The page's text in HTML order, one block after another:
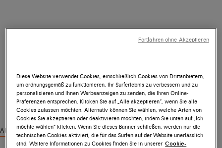
Ähnliche Produkte ansehen
Diese Website verwendet Cookies, einschließlich Cookies von Drittanbietern,
um ordnungsgemäß zu funktionieren, Ihr Surferlebnis zu verbessern und zu
personalisieren und Ihnen Werbeanzeigen zu senden, die Ihren Online-
Präferenzen entsprechen. Klicken Sie auf „Alle akzeptieren“, wenn Sie alle
Cookies zulassen möchten. Alternativ können Sie wählen, welche Arten von
Cookies Sie akzeptieren oder deaktivieren möchten, indem Sie unten auf „Ich
möchte wählen“ klicken. Wenn Sie dieses Banner schließen, werden nur die
technischen Cookies aktiviert, die für das Surfen auf der Website unerlässlich
sind. Weitere Informationen zu Cookies finden Sie in unserer Cookie-
Fortfahren ohne Akzeptieren